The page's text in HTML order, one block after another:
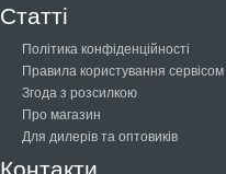
Статті
Політика конфіденційності
Правила користування сервісом
Згода з розсилкою
Про магазин
Для дилерів та оптовиків